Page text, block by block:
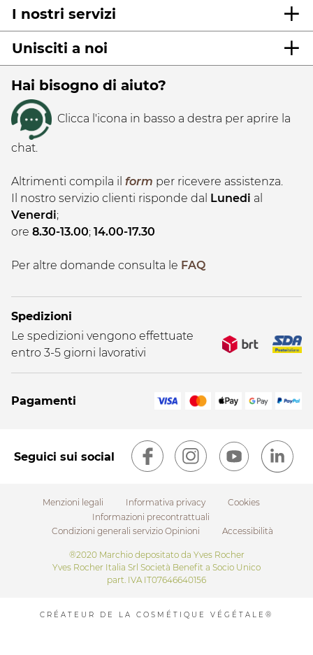
I nostri servizi
Unisciti a noi
Hai bisogno di aiuto?
Clicca l'icona in basso a destra per aprire la
chat.
Altrimenti compila il form per ricevere assistenza.
Il nostro servizio clienti risponde dal Lunedi al
Venerdi;
ore 8.30-13.00; 14.00-17.30
Per altre domande consulta le FAQ
Spedizioni
Le spedizioni vengono effettuate
entro 3-5 giorni lavorativi
Pagamenti
Seguici sui social
Footer
submenu
Menzioni legali Informativa privacy
Cookies
Informazioni precontrattuali
Condizioni generali servizio Opinioni
Accessibilità
®2020 Marchio depositato da Yves Rocher
Yves Rocher Italia Srl Società Benefit a Socio Unico
part. IVA IT07646640156
CRÉATEUR DE LA COSMÉTIQUE VÉGÉTALE®